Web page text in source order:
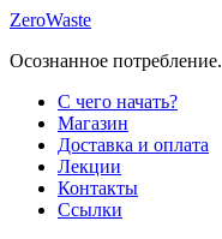
Skip
content
ZeroWaste
Осознанное потребление.
С чего начать?
Магазин
Доставка и оплата
Лекции
Контакты
Ссылки